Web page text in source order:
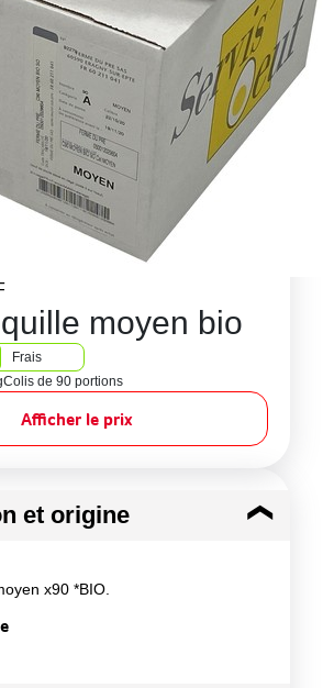
moyen bio
Frais
Colis de 90 portions
Afficher le prix
et origine
x90 *BIO.